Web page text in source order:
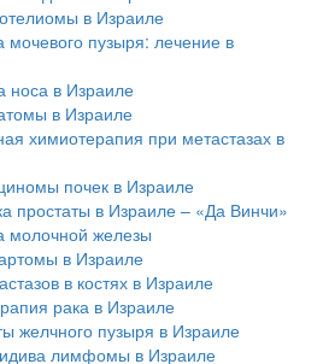
в Израиле
мочевого пузыря: лечение в
носа в Израиле
в Израиле
химиотерапия при метастазах в
почек в Израиле
простаты в Израиле – «Да Винчи»
молочной железы
в Израиле
в костях в Израиле
рака в Израиле
желчного пузыря в Израиле
лимфомы в Израиле